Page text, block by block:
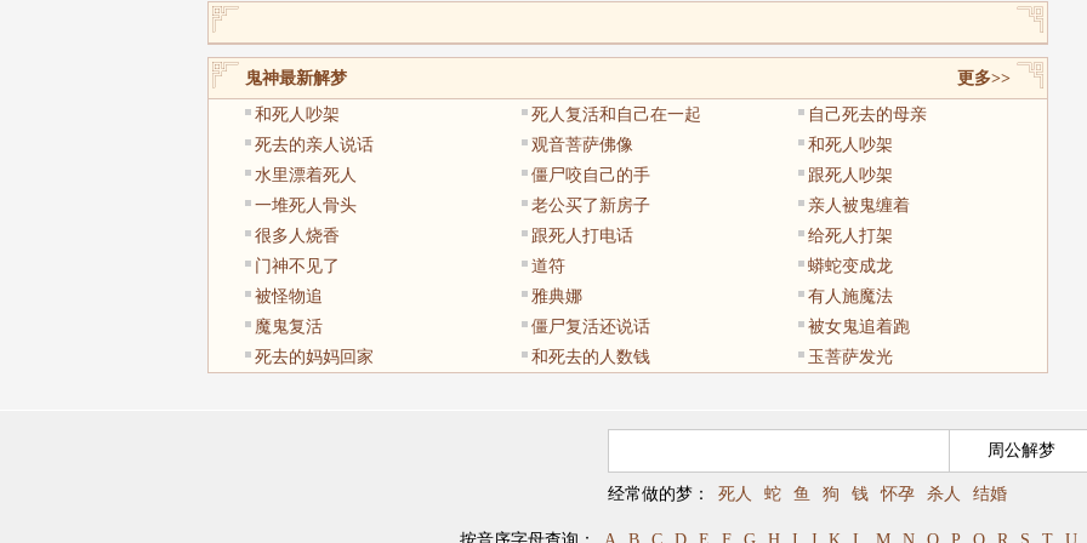
鬼神最新解梦
更多>>
和死人吵架
死人复活和自己在一起
自己死去的母亲
死去的亲人说话
观音菩萨佛像
和死人吵架
水里漂着死人
僵尸咬自己的手
跟死人吵架
一堆死人骨头
老公买了新房子
亲人被鬼缠着
很多人烧香
跟死人打电话
给死人打架
门神不见了
道符
蟒蛇变成龙
被怪物追
雅典娜
有人施魔法
魔鬼复活
僵尸复活还说话
被女鬼追着跑
死去的妈妈回家
和死去的人数钱 玉菩萨发光
经常做的梦： 死人 蛇 鱼 狗 钱 怀孕 杀人 结婚
按音序字母查询： A B C D E F G H I J K L M N O P Q R S T U